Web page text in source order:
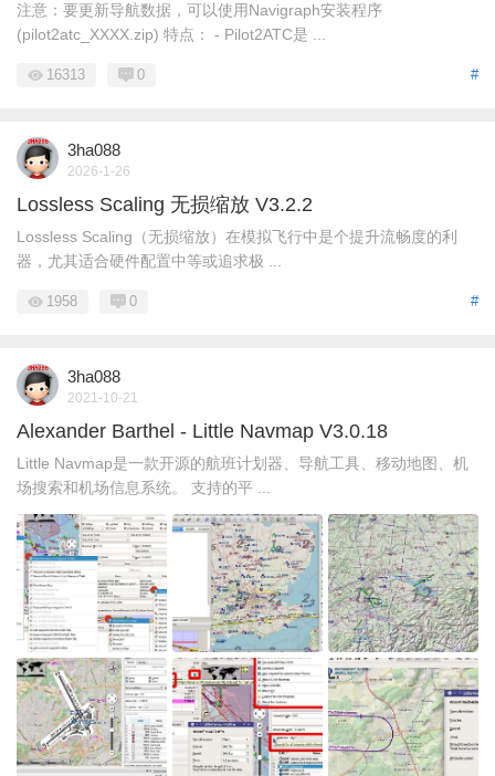
注意：要更新导航数据，可以使用Navigraph安装程序
(pilot2atc_XXXX.zip) 特点： - Pilot2ATC是 ...
#
16313 0
3ha088
2026-1-26
Lossless Scaling 无损缩放 V3.2.2
Lossless Scaling（无损缩放）在模拟飞行中是个提升流畅度的利
器，尤其适合硬件配置中等或追求极 ...
#
1958 0
3ha088
2021-10-21
Alexander Barthel - Little Navmap V3.0.18
Little Navmap是一款开源的航班计划器、导航工具、移动地图、机
场搜索和机场信息系统。 支持的平 ...